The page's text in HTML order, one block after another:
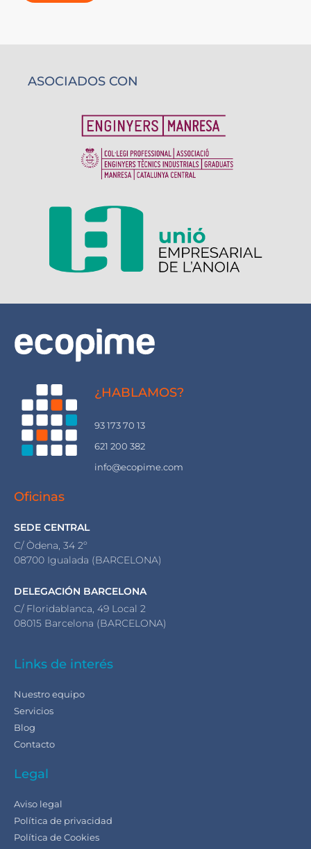
ASOCIADOS CON
¿HABLAMOS?
93 173 70 13
621 200 382
info@ecopime.com
Oficinas
SEDE CENTRAL
C/ Òdena, 34 2º
08700 Igualada (BARCELONA)
DELEGACIÓN BARCELONA
C/ Floridablanca, 49 Local 2
08015 Barcelona (BARCELONA)
Links de interés
Nuestro equipo
Servicios
Blog
Contacto
Legal
Aviso legal
Política de privacidad
Política de Cookies